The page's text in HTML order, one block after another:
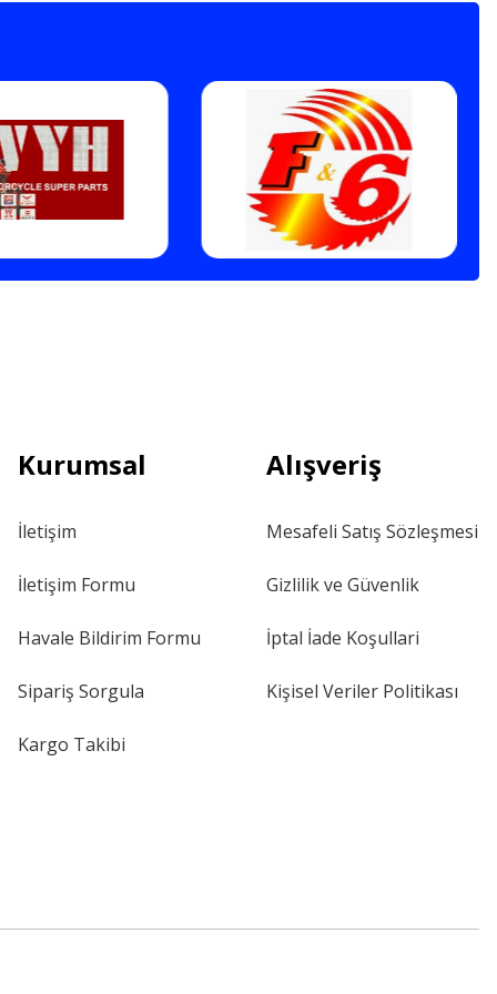
Kurumsal
İletişim
İletişim Formu
Havale Bildirim Formu
Sipariş Sorgula
Kargo Takibi
Alışveriş
Mesafeli Satış Sözleşmesi
Gizlilik ve Güvenlik
İptal İade Koşullari
Kişisel Veriler Politikası